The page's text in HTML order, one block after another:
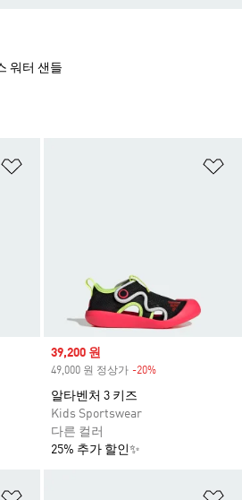
Sale price
39,200 원
49,000 원 정상가 -20%
알타벤처 3 키즈
Kids Sportswear
다른 컬러
25% 추가 할인✨
워터 샌들